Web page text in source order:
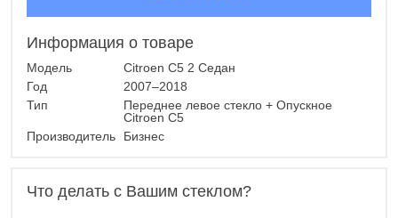
Информация о товаре
Модель
Citroen C5 2 Седан
Год
2007–2018
Тип
Переднее левое стекло + Опускное
Citroen C5
Производитель
Бизнес
Что делать с Вашим стеклом?